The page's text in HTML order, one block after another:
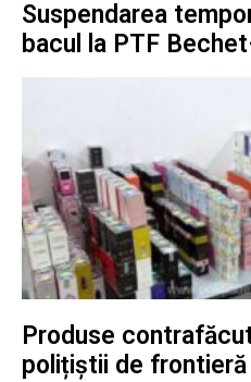
Suspendarea
bacul la PTF
Produse
polițiștii de frontieră